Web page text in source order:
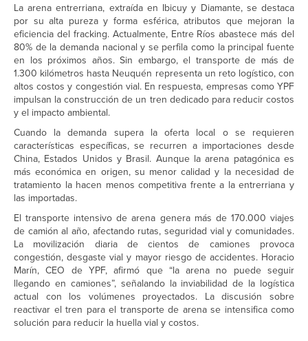
La arena entrerriana, extraída en Ibicuy y Diamante, se destaca
por su alta pureza y forma esférica, atributos que mejoran la
eficiencia del fracking. Actualmente, Entre Ríos abastece más del
80% de la demanda nacional y se perfila como la principal fuente
en los próximos años. Sin embargo, el transporte de más de
1.300 kilómetros hasta Neuquén representa un reto logístico, con
altos costos y congestión vial. En respuesta, empresas como YPF
impulsan la construcción de un tren dedicado para reducir costos
y el impacto ambiental.
Cuando la demanda supera la oferta local o se requieren
características específicas, se recurren a importaciones desde
China, Estados Unidos y Brasil. Aunque la arena patagónica es
más económica en origen, su menor calidad y la necesidad de
tratamiento la hacen menos competitiva frente a la entrerriana y
las importadas.
El transporte intensivo de arena genera más de 170.000 viajes
de camión al año, afectando rutas, seguridad vial y comunidades.
La movilización diaria de cientos de camiones provoca
congestión, desgaste vial y mayor riesgo de accidentes. Horacio
Marín, CEO de YPF, afirmó que “la arena no puede seguir
llegando en camiones”, señalando la inviabilidad de la logística
actual con los volúmenes proyectados. La discusión sobre
reactivar el tren para el transporte de arena se intensifica como
solución para reducir la huella vial y costos.